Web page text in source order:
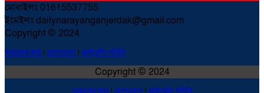
মোবাইলঃ 01615537755
ইমেইলঃ dailynarayanganjerdak@gmail.com
Copyright © 2024
আমাদের কথা! যোগাযোগ ! প্রাইভেসি পলিসি
Copyright © 2024